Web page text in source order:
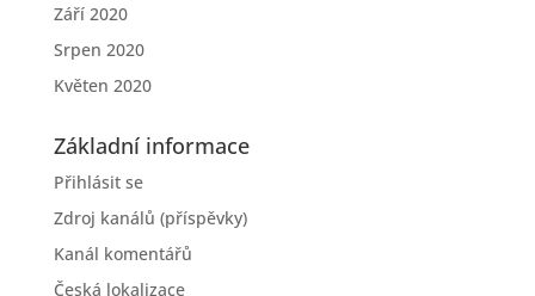
Září 2020
Srpen 2020
Květen 2020
Základní informace
Přihlásit se
Zdroj kanálů (příspěvky)
Kanál komentářů
Česká lokalizace